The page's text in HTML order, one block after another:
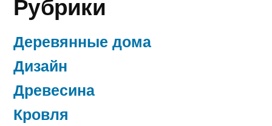
Деревянные дома
Дизайн
Древесина
Кровля